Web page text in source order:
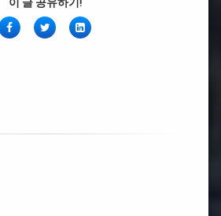
페
이
Twitter링
크